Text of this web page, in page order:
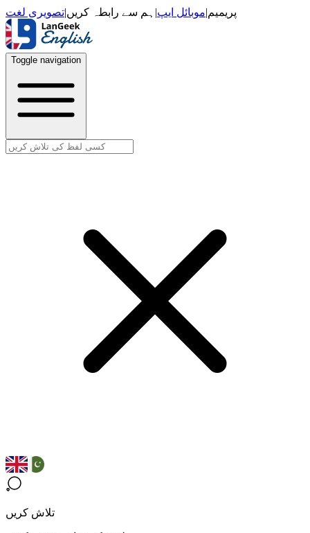
پریمیم|موبائل ایپ| ہم سے رابطہ کریں|تصویری لغت
Toggle navigation
تلاش کریں